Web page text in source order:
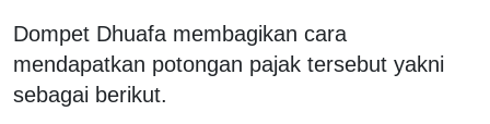
Dompet Dhuafa membagikan cara
mendapatkan potongan pajak tersebut yakni
sebagai berikut.